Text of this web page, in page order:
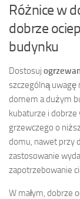
Różnice w
dobrze
budynku
Dostosuj
szczególną uwagę
domem a dużym
kubaturze i dobrze
grzewczego o
domu, nawet przy
zastosowanie
zapotrzebowanie
W małym, dobrze